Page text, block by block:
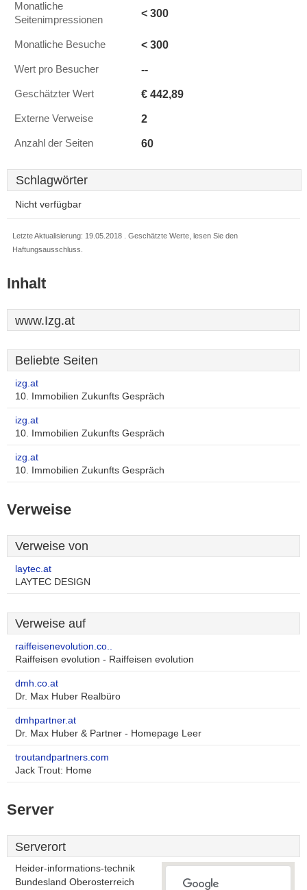
Monatliche
Seitenimpressionen
< 300
Monatliche Besuche < 300
Wert pro Besucher --
Geschätzter Wert € 442,89
Externe Verweise 2
Anzahl der Seiten 60
Schlagwörter
Nicht verfügbar
Letzte Aktualisierung: 19.05.2018 . Geschätzte Werte, lesen Sie den
Haftungsausschluss.
Inhalt
www.Izg.at
Beliebte Seiten
izg.at
10. Immobilien Zukunfts Gespräch
izg.at
10. Immobilien Zukunfts Gespräch
izg.at
10. Immobilien Zukunfts Gespräch
Verweise
Verweise von
laytec.at
LAYTEC DESIGN
Verweise auf
raiffeisenevolution.co..
Raiffeisen evolution - Raiffeisen evolution
dmh.co.at
Dr. Max Huber Realbüro
dmhpartner.at
Dr. Max Huber & Partner - Homepage Leer
troutandpartners.com
Jack Trout: Home
Server
Serverort
Heider-informations-technik
Bundesland Oberosterreich